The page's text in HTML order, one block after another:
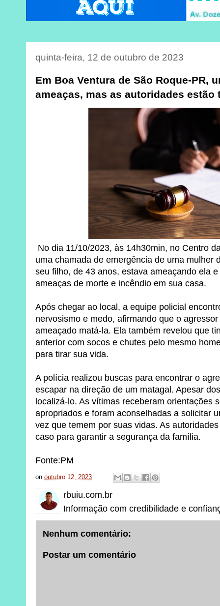
quinta-feira, 12 de outubro de 2023
Em Boa Ventura de São Roque-PR,
ameaças, mas as autoridades estão
No dia 11/10/2023, às 14h30min, no Centro
uma chamada de emergência de uma mulher
seu filho, de 43 anos, estava ameaçando ela
ameaças de morte e incêndio em sua casa.
Após chegar ao local, a equipe policial
nervosismo e medo, afirmando que o
ameaçado matá-la. Ela também revelou que
anterior com socos e chutes pelo mesmo
para tirar sua vida.
A polícia realizou buscas para encontrar o
escapar na direção de um matagal. Apesar
localizá-lo. As vítimas receberam orientações
apropriados e foram aconselhadas a solicitar
vez que temem por suas vidas. As
caso para garantir a segurança da família.
Fonte:PM
onoutubro 12, 2023
rbuiu.com.br
Informação com credibilidade e
Nenhum comentário:
Postar um comentário